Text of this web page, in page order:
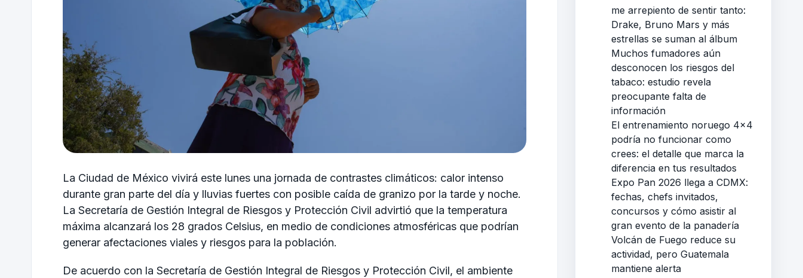
La Ciudad de México vivirá este lunes una jornada de contrastes climáticos: calor intenso
durante gran parte del día y lluvias fuertes con posible caída de granizo por la tarde y noche.
La Secretaría de Gestión Integral de Riesgos y Protección Civil advirtió que la temperatura
máxima alcanzará los 28 grados Celsius, en medio de condiciones atmosféricas que podrían
generar afectaciones viales y riesgos para la población.
De acuerdo con la Secretaría de Gestión Integral de Riesgos y Protección Civil, el ambiente
me arrepiento de sentir tanto:
Drake, Bruno Mars y más
estrellas se suman al álbum
Muchos fumadores aún
desconocen los riesgos del
tabaco: estudio revela
preocupante falta de
información
El entrenamiento noruego 4×4
podría no funcionar como
crees: el detalle que marca la
diferencia en tus resultados
Expo Pan 2026 llega a CDMX:
fechas, chefs invitados,
concursos y cómo asistir al
gran evento de la panadería
Volcán de Fuego reduce su
actividad, pero Guatemala
mantiene alerta